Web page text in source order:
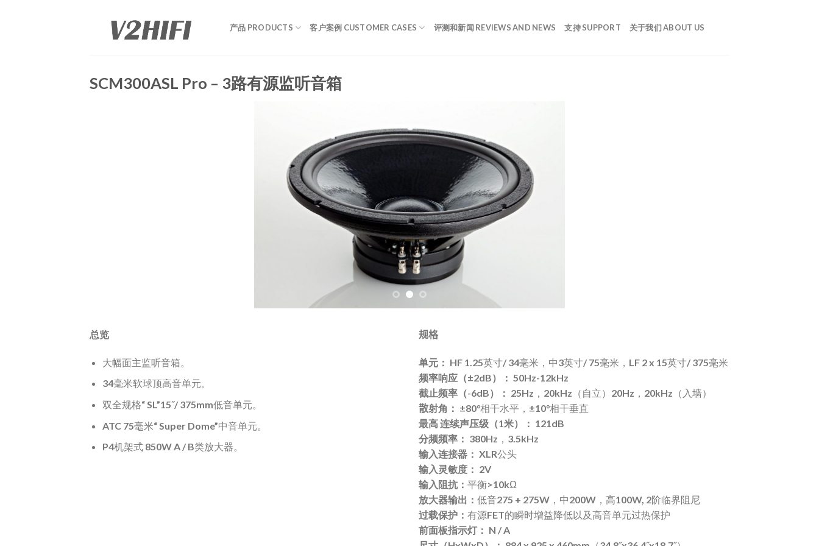
产品 PRODUCTS 客户案例 CUSTOMER CASES 评测和新闻 REVIEWS AND NEWS 支持 SUPPORT 关于我们 ABOUT US
SCM300ASL Pro – 3路有源监听音箱
总览
大幅面主监听音箱。
34毫米软球顶高音单元。
双全规格“ SL”15˝/ 375mm低音单元。
ATC 75毫米“ Super Dome”中音单元。
P4机架式 850W A / B类放大器。
规格
单元： HF 1.25英寸/ 34毫米，中3英寸/ 75毫米，LF 2 x 15英寸/ 375毫米
频率响应（±2dB）： 50Hz-12kHz
截止频率（-6dB）： 25Hz，20kHz（自立）20Hz，20kHz（入墙）
散射角： ±80°相干水平，±10°相干垂直
最高连续声压级（1米）： 121dB
分频频率： 380Hz，3.5kHz
输入连接器： XLR公头
输入灵敏度： 2V
输入阻抗： 平衡>10kΩ
放大器输出： 低音275 + 275W，中200W，高100W, 2阶临界阻尼
过载保护： 有源FET的瞬时增益降低以及高音单元过热保护
前面板指示灯： N / A